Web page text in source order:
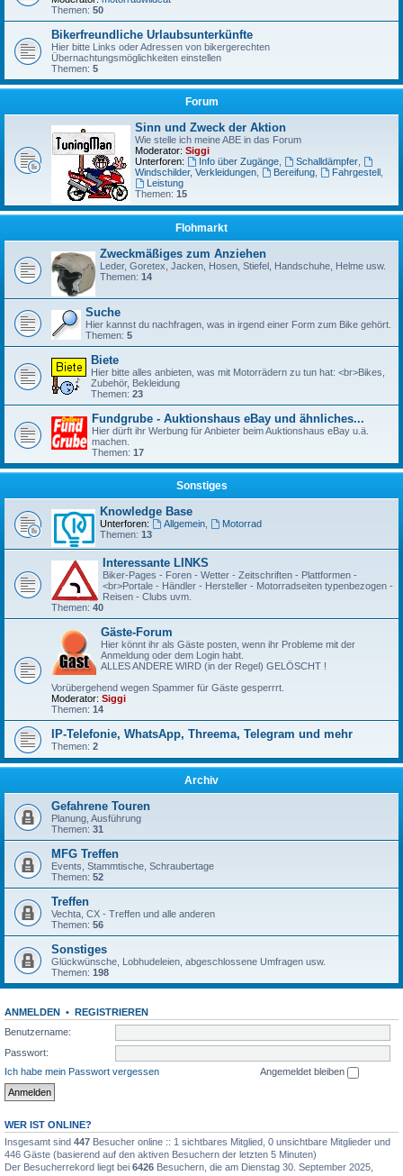
Themen: 50
Bikerfreundliche Urlaubsunterkünfte
Hier bitte Links oder Adressen von bikergerechten
Übernachtungsmöglichkeiten einstellen
Themen: 5
Forum
Sinn und Zweck der Aktion
Wie stelle ich meine ABE in das Forum
Moderator: Siggi
Unterforen:
Info über Zugänge, Schalldämpfer,
Windschilder, Verkleidungen
Bereifung, Fahrgestell,
Leistung
Themen: 15
Flohmarkt
Zweckmäßiges zum Anziehen
Leder, Goretex, Jacken, Hosen, Stiefel, Handschuhe, Helme usw.
Themen: 14
Suche
Hier kannst du nachfragen, was in irgend einer Form zum Bike gehört.
Themen: 5
Biete
Hier bitte alles anbieten, was mit Motorrädern zu tun hat: <br>Bikes,
Zubehör, Bekleidung
Themen: 23
Fundgrube - Auktionshaus eBay und ähnliches...
Hier dürft ihr Werbung für Anbieter beim Auktionshaus eBay u.ä.
machen.
Themen: 17
Sonstiges
Knowledge Base
Unterforen: Allgemein,
Motorrad
Themen: 13
Interessante LINKS
Biker-Pages - Foren - Wetter - Zeitschriften - Plattformen -
<br>Portale - Händler - Hersteller - Motorradseiten typenbezogen -
Reisen - Clubs uvm.
Themen: 40
Gäste-Forum
Hier könnt ihr als Gäste posten, wenn ihr Probleme mit der
Anmeldung oder dem Login habt.
ALLES ANDERE WIRD (in der Regel) GELÖSCHT !
Vorübergehend wegen Spammer für Gäste gesperrrt.
Moderator: Siggi
Themen: 14
IP-Telefonie, WhatsApp, Threema, Telegram und mehr
Themen: 2
Archiv
Gefahrene Touren
Planung, Ausführung
Themen: 31
MFG Treffen
Events, Stammtische, Schraubertage
Themen: 52
Treffen
Vechta, CX - Treffen und alle anderen
Themen: 56
Sonstiges
Glückwünsche, Lobhudeleien, abgeschlossene Umfragen usw.
Themen: 198
ANMELDEN • REGISTRIEREN
Benutzername:
Passwort:
Ich habe mein Passwort vergessen
Angemeldet bleiben
WER IST ONLINE?
Insgesamt sind 447 Besucher online :: 1 sichtbares Mitglied, 0 unsichtbare Mitglieder und
446 Gäste (basierend auf den aktiven Besuchern der letzten 5 Minuten)
Der Besucherrekord liegt bei 6426 Besuchern, die am Dienstag 30. September 2025,